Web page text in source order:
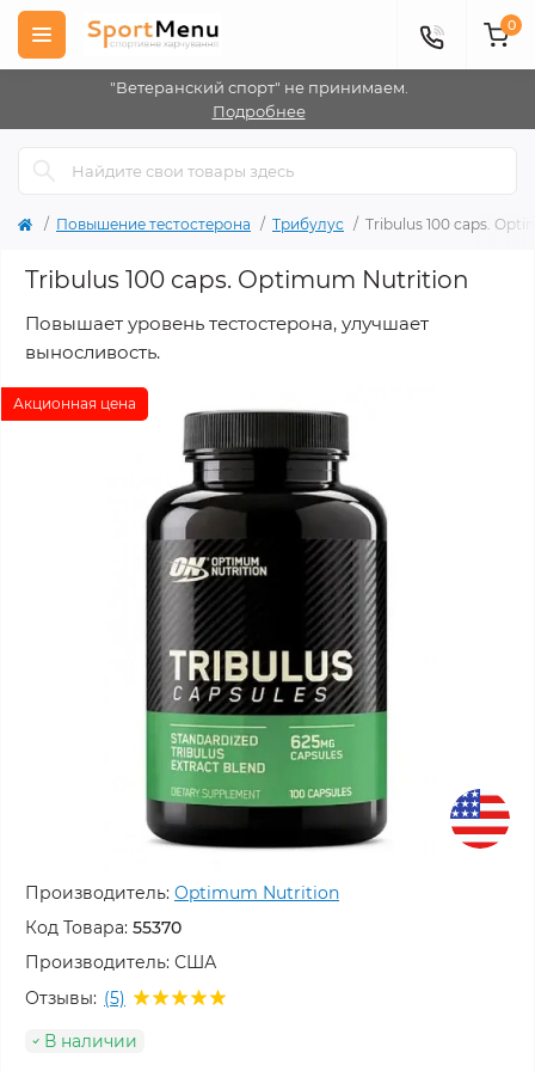
"Ветеранский спорт" не принимаем.
Подробнее
0
Повышение тестостерона Трибулус Tribulus 100 caps.
Tribulus 100 caps. Optimum Nutrition
Повышает уровень тестостерона, улучшает
выносливость.
Акционная цена
Производитель: Optimum Nutrition
Код Товара: 55370
Производитель: США
Отзывы: (5)
В наличии